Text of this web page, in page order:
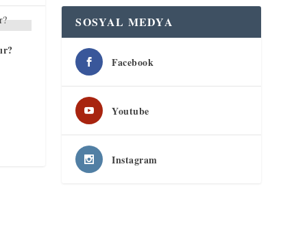
SOSYAL MEDYA
Facebook
Youtube
Instagram